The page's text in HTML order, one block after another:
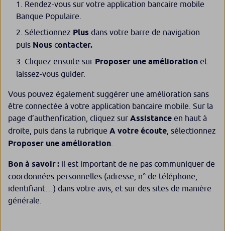
Rendez-vous sur votre application bancaire mobile
Banque Populaire.
Sélectionnez Plus dans votre barre de navigation
puis Nous contacter.
Cliquez ensuite sur Proposer une amélioration et
laissez-vous guider.
Vous pouvez également suggérer une amélioration sans
être connectée à votre application bancaire mobile. Sur la
page d’authenfication, cliquez sur Assistance en haut à
droite, puis dans la rubrique A votre écoute , sélectionnez
Proposer une amélioration
Bon à savoir : il est important de ne pas communiquer de
coordonnées personnelles (adresse, n° de téléphone,
identifiant…) dans votre avis, et sur des sites de manière
générale.